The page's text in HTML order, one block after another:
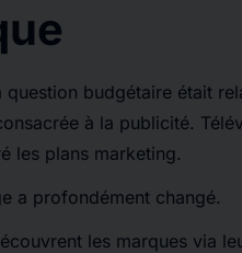
question budgétaire était
à la publicité.
les plans marketing.
a profondément changé.
les marques via